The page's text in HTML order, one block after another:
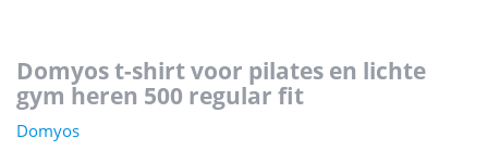
domyos t-shirt voor pilates en lichte
gym heren 500 regular fit
Domyos